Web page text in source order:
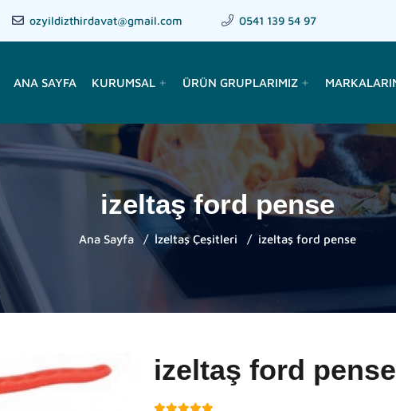
ozyildizthirdavat@gmail.com 0541 139 54 97
ANA SAYFA KURUMSAL add ÜRÜN GRUPLARIMIZ add
izeltaş ford pense
Ana Sayfa İzeltaş Çeşitleri izeltaş ford pense
izeltaş ford pense